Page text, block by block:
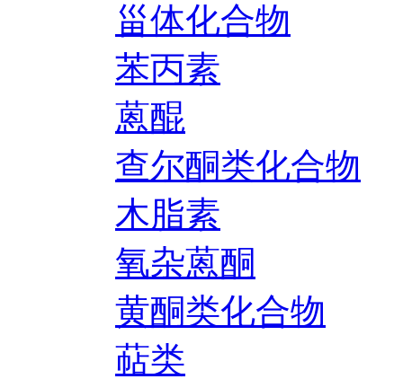
甾体化合物
苯丙素
蒽醌
查尔酮类化合物
木脂素
氧杂蒽酮
黄酮类化合物
萜类